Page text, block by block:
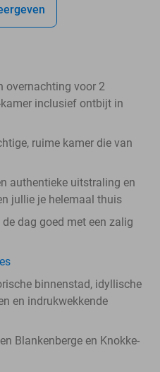
overnachting voor 2
inclusief ontbijt in
ruime kamer die van
authentieke uitstraling en
jullie je helemaal thuis
dag goed met een zalig
binnenstad, idyllische
en indrukwekkende
Blankenberge en Knokke-